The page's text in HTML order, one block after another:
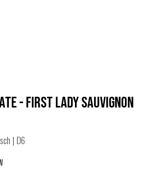
- First Lady Sauvignon
| D6